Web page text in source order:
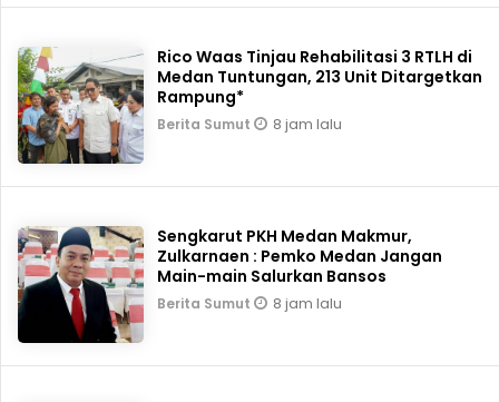
Rico Waas Tinjau Rehabilitasi 3 RTLH di
Medan Tuntungan, 213 Unit Ditargetkan
Rampung*
Berita Sumut 8 jam lalu
Sengkarut PKH Medan Makmur,
Zulkarnaen : Pemko Medan Jangan
Main-main Salurkan Bansos
Berita Sumut 8 jam lalu